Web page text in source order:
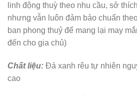
linh động thuỳ theo nhu cầu, sở
nhưng vẫn luôn đảm bảo chuẩn
ban phong thuỷ để mang lại may
đến cho gia chủ)
Chất liệu: Đá xanh rêu tự nhiên
cao